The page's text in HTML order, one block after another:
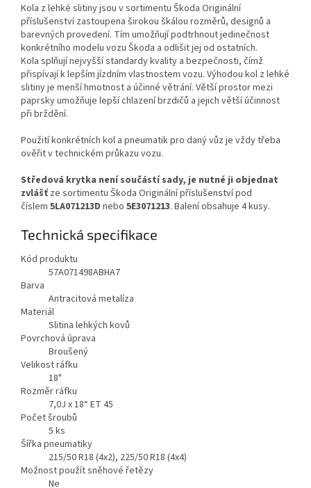
Kola z lehké slitiny jsou v sortimentu Škoda Originální
příslušenství zastoupena širokou škálou rozměrů, designů a
barevných provedení. Tím umožňují podtrhnout jedinečnost
konkrétního modelu vozu Škoda a odlišit jej od ostatních.
Kola splňují nejvyšší standardy kvality a bezpečnosti, čímž
přispívají k lepším jízdním vlastnostem vozu. Výhodou kol z lehké
slitiny je menší hmotnost a účinné větrání. Větší prostor mezi
paprsky umožňuje lepší chlazení brzdičů a jejich větší účinnost
při brždění.
Použití konkrétních kol a pneumatik pro daný vůz je vždy třeba
ověřit v technickém průkazu vozu.
Středová krytka není součástí sady, je nutné ji objednat
zvlášť ze sortimentu Škoda Originální příslušenství pod
číslem 5LA071213D nebo 5E3071213. Balení obsahuje 4 kusy.
Technická specifikace
Kód produktu
57A071498ABHA7
Barva
Antracitová metalíza
Materiál
Slitina lehkých kovů
Povrchová úprava
Broušený
Velikost ráfku
18"
Rozměr ráfku
7,0J x 18“ ET 45
Počet šroubů
5 ks
Šířka pneumatiky
215/50 R18 (4x2), 225/50 R18 (4x4)
Možnost použít sněhové řetězy
Ne